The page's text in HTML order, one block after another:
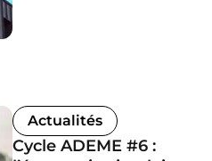
Actualités
Cycle ADEME #6 :